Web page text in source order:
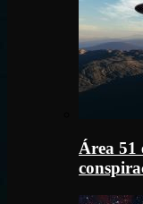
Área 51